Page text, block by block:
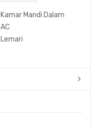
Kamar Mandi Dalam
AC
Lemari